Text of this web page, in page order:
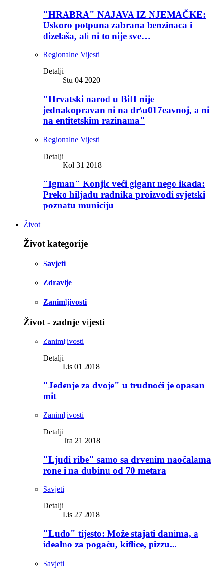
"HRABRA" NAJAVA IZ NJEMAČKE:
Uskoro potpuna zabrana benzinaca i
dizelaša, ali ni to nije sve…
Regionalne Vijesti
Detalji
Stu 04 2020
"Hrvatski narod u BiH nije
jednakopravan ni na dr\u017eavnoj, a ni
na entitetskim razinama"
Regionalne Vijesti
Detalji
Kol 31 2018
"Igman" Konjic veći gigant nego ikada:
Preko hiljadu radnika proizvodi svjetski
poznatu municiju
Život
Život kategorije
Savjeti
Zdravlje
Zanimljivosti
Život - zadnje vijesti
Zanimljivosti
Detalji
Lis 01 2018
"Jedenje za dvoje" u trudnoći je opasan
mit
Zanimljivosti
Detalji
Tra 21 2018
"Ljudi ribe" samo sa drvenim naočalama
rone i na dubinu od 70 metara
Savjeti
Detalji
Lis 27 2018
"Ludo" tijesto: Može stajati danima, a
idealno za pogaču, kiflice, pizzu...
Savjeti